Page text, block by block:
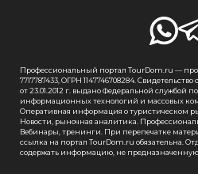
Профессиональный портал TourDom.ru —
7717787433, ОГРН 1147746708284.
от 23.01.2012 г. выдано Федеральной службой
информационных технологий и массовых
Оперативная информация о туристическом
Новости, рыночная аналитика.
Вебинары, тренинги. При перепечатке
ссылка на портал TourDom.ru обязательна.
содержать информацию, не предназначенную